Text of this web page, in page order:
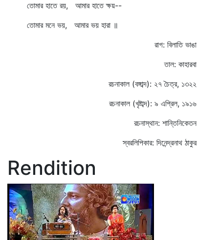
তোমার হাতে রয়, আমার হাতে ক্ষয়--
তোমার মনে ভয়, আমার ভয় হারা ॥
রাগ: বিলাতি ভাঙা
তাল: কাহারবা
রচনাকাল (বঙ্গাব্দ): ২৭ চৈত্র, ১৩২২
রচনাকাল (খৃষ্টাব্দ): ৯ এপ্রিল, ১৯১৬
রচনাস্থান: শান্তিনিকেতন
স্বরলিপিকার: দিনেন্দ্রনাথ ঠাকুর
Rendition